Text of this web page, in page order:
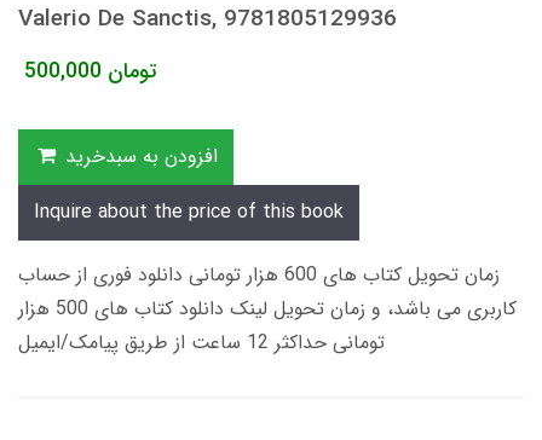
Valerio De Sanctis, 9781805129936
500,000 تومان
افزودن به سبدخرید
Inquire about the price of this book
زمان تحویل کتاب های 600 هزار تومانی دانلود فوری از حساب
کاربری می باشد، و زمان تحویل لینک دانلود کتاب های 500 هزار
تومانی حداکثر 12 ساعت از طریق پیامک/ایمیل